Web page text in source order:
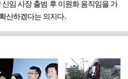
임 사장 출범 후 이원화 움직임을 가
산하겠다는 의지다.